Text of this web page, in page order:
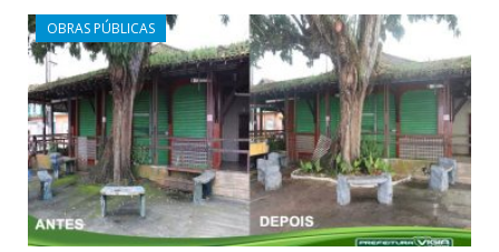
OBRAS PÚBLICAS